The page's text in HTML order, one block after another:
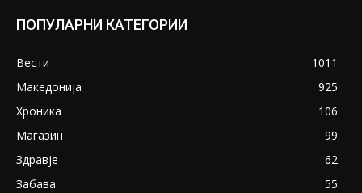
ПОПУЛАРНИ КАТЕГОРИИ
Вести
1011
Македонија
925
Хроника
106
Магазин
99
Здравје
62
Забава
55